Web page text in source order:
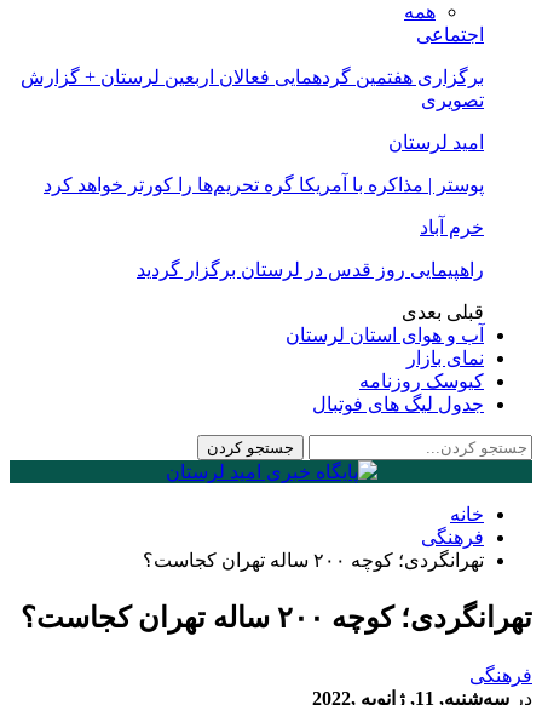
همه
اجتماعی
برگزاری هفتمین گردهمایی فعالان اربعین لرستان + گزارش
تصویری
امید لرستان
پوستر | مذاکره با آمریکا گره تحریم‌ها را کورتر خواهد کرد
خرم آباد
راهپیمایی روز قدس در لرستان برگزار گردید
قبلی بعدی
آب و هوای استان لرستان
نمای بازار
کیوسک روزنامه
جدول لیگ های فوتبال
خانه
فرهنگی
تهرانگردی؛ کوچه ۲۰۰ ساله تهران کجاست؟
تهرانگردی؛ کوچه ۲۰۰ ساله تهران کجاست؟
فرهنگی
در سه‌شنبه, 11, ژانویه ,2022